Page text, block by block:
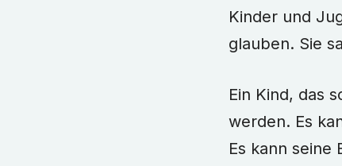
Kinder und
glauben. Sie
Ein Kind, das
werden. Es
Es kann seine